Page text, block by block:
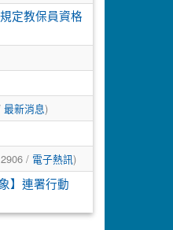
定教保員資格
最新消息)
/ 電子熱訊)
】連署行動